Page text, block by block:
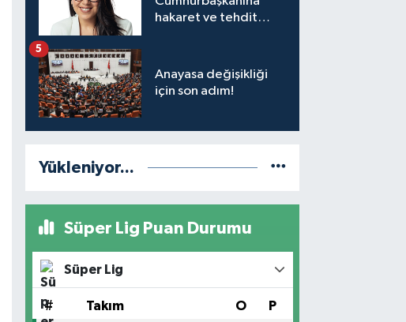
hakaret ve tehdit
Anayasa değişikliği
için son adım!
5
Yükleniyor...
Süper Lig Puan Durumu
Süper Lig
# Takım O P